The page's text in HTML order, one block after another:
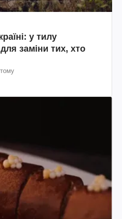
у тилу
заміни тих, хто